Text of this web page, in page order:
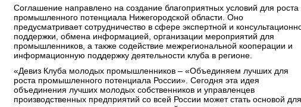
Соглашение направлено на создание благоприятных условий для роста
промышленного потенциала Нижегородской области. Оно
предусматривает сотрудничество в сфере экспертной и
поддержки, обмена информацией, организации мероприятий для
промышленников, а также содействие межрегиональной кооперации и
информационную поддержку деятельности клуба в регионе.
«Девиз Клуба молодых промышленников – «Объединяем лучших для
роста промышленного потенциала России». Сегодня эта идея
объединения лучших молодых собственников и управленцев
производственных предприятий со всей России может стать основой для